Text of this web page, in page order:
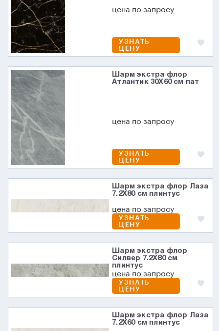
цена по запросу
УЗНАТЬ
ЦЕНУ
Шарм экстра флор
Атлантик 30X60 см пат
цена по запросу
УЗНАТЬ
ЦЕНУ
Шарм экстра флор Лаза
7.2X80 см плинтус
цена по запросу
УЗНАТЬ
ЦЕНУ
Шарм экстра флор
Силвер 7.2X80 см
плинтус
цена по запросу
УЗНАТЬ
ЦЕНУ
Шарм экстра флор Лаза
7.2X60 см плинтус